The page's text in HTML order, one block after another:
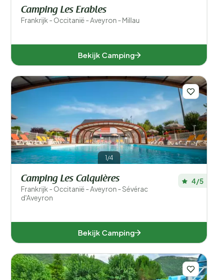
Camping Les Erables
Frankrijk - Occitanië - Aveyron - Millau
Bekijk Camping
1/4
Camping Les Calquières
Frankrijk - Occitanië - Aveyron - Sévérac
d'Aveyron
4/5
Bekijk Camping